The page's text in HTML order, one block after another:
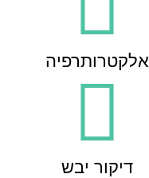
אלקטרותרפיה
דיקור יבש